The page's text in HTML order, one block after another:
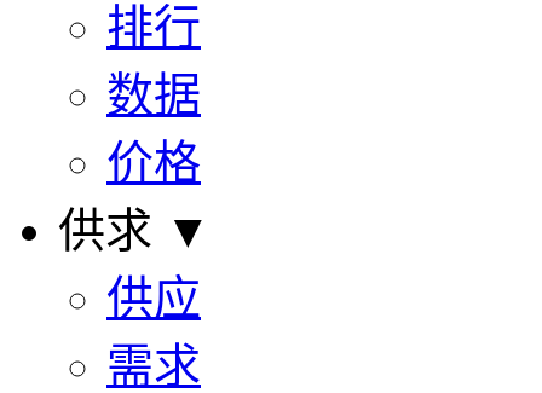
排行
数据
价格
供求 ▼
供应
需求